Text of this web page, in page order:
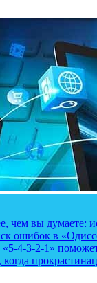
чем вы думаете:
ошибок в
4-3-2-1»